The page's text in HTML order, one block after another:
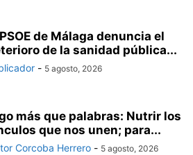
de Málaga denuncia el
de la sanidad pública...
- 5 agosto, 2026
más que palabras: Nutrir los
que nos unen; para...
Corcoba Herrero - 5 agosto, 2026